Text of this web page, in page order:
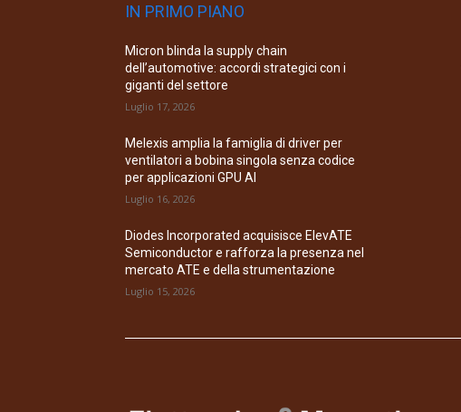
IN PRIMO PIANO
Micron blinda la supply chain
dell’automotive: accordi strategici con i
giganti del settore
Luglio 17, 2026
Melexis amplia la famiglia di driver per
ventilatori a bobina singola senza codice
per applicazioni GPU AI
Luglio 16, 2026
Diodes Incorporated acquisisce ElevATE
Semiconductor e rafforza la presenza nel
mercato ATE e della strumentazione
Luglio 15, 2026